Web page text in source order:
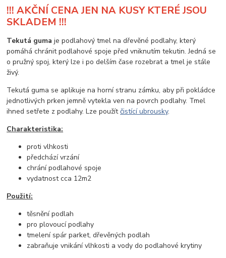
!!! AKČNÍ CENA JEN NA KUSY KTERÉ JSOU
SKLADEM !!!
Tekutá gumaje podlahový tmel na dřevěné podlahy, který
pomáhá chránit podlahové spoje před vniknutím tekutin. Jedná se
o pružný spoj, který lze i po delším čase rozebrat a tmel je stále
živý.
Tekutá guma se aplikuje na horní stranu zámku, aby při pokládce
jednotlivých prken jemně vytekla ven na povrch podlahy. Tmel
ihned setřete z podlahy. Lze použítčistící ubrousky.
Charakteristika:
proti vlhkosti
předchází vrzání
chrání podlahové spoje
vydatnost cca 12m2
Použití:
těsnění podlah
pro plovoucí podlahy
tmelení spár parket, dřevěných podlah
zabraňuje vnikání vlhkosti a vody do podlahové krytiny